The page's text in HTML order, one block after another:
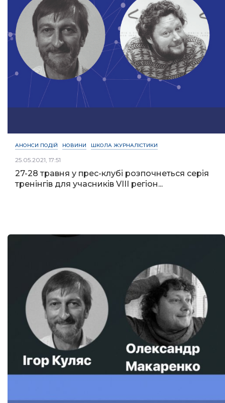
АНОНСИ ПОДІЙ НОВИНИ ШКОЛА ЖУРНАЛІСТИКИ
25.05.2021, 17:51
27-28 травня у прес-клубі розпочнеться серія
тренінгів для учасників VIII регіон...